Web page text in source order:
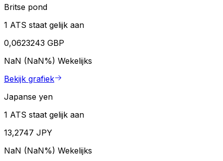
Britse pond
1 ATS staat gelijk aan
0,0623243 GBP
NaN (NaN%) Wekelijks
Bekijk grafiek
Japanse yen
1 ATS staat gelijk aan
13,2747 JPY
NaN (NaN%) Wekelijks